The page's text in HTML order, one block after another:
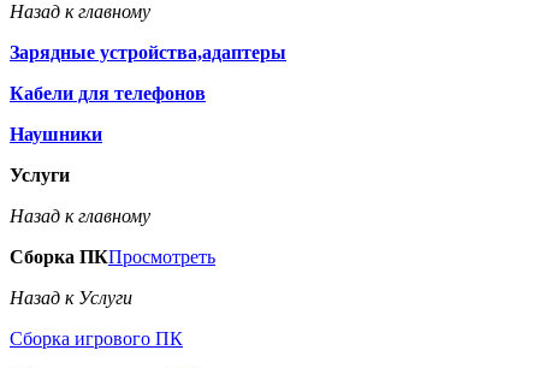
Назад к главному
Зарядные устройства,адаптеры
Кабели для телефонов
Наушники
Услуги
Назад к главному
Сборка ПКПросмотреть
Назад к Услуги
Сборка игрового ПК